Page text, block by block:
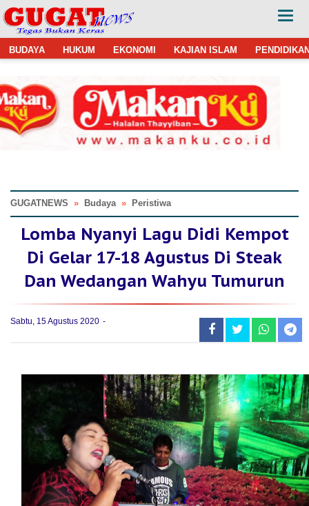
BUDAYA HUKUM EKONOMI KAJIAN ISLAM
GUGATNEWS » Budaya » Peristiwa
Lomba Nyanyi Lagu Didi Kempot
Di Gelar 17-18 Agustus Di Steak
Dan Wedangan Wahyu Tumurun
Sabtu, 15 Agustus 2020